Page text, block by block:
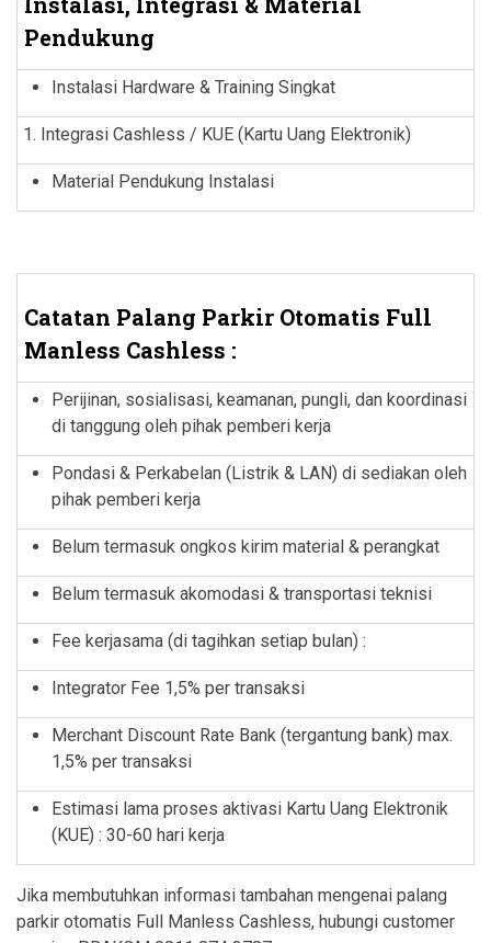
Pendukung
Instalasi Hardware & Training Singkat
Integrasi Cashless / KUE (Kartu Uang Elektronik)
Material Pendukung Instalasi
Catatan Palang Parkir Otomatis Full
Manless Cashless :
Perijinan, sosialisasi, keamanan, pungli, dan koordinasi
di tanggung oleh pihak pemberi kerja
Pondasi & Perkabelan (Listrik & LAN) di sediakan oleh
pihak pemberi kerja
Belum termasuk ongkos kirim material & perangkat
Belum termasuk akomodasi & transportasi teknisi
Fee kerjasama (di tagihkan setiap bulan) :
Integrator Fee 1,5% per transaksi
Merchant Discount Rate Bank (tergantung bank) max.
1,5% per transaksi
Estimasi lama proses aktivasi Kartu Uang Elektronik
(KUE) : 30-60 hari kerja
Jika membutuhkan informasi tambahan mengenai palang
parkir otomatis Full Manless Cashless, hubungi customer